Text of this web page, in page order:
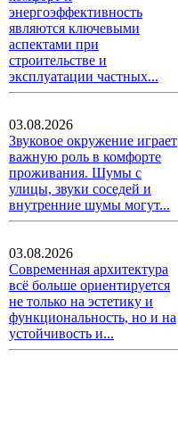
энергоэффективность
являются ключевыми
аспектами при
строительстве и
эксплуатации частных...
03.08.2026
Звуковое окружение играет
важную роль в комфорте
проживания. Шумы с
улицы, звуки соседей и
внутренние шумы могут...
03.08.2026
Современная архитектура
всё больше ориентируется
не только на эстетику и
функциональность, но и на
устойчивость и...